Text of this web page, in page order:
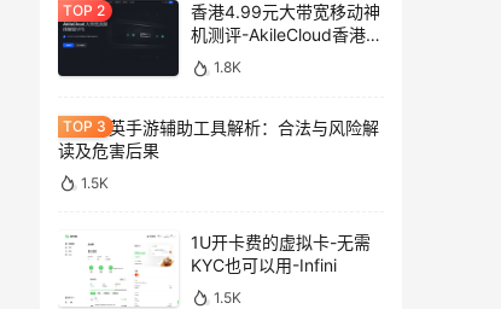
香港4.99元大带宽移动神
机测评-AkileCloud香港大
带宽服务器测评
1.8K
和平精英手游辅助工具解析：合法与风险解
读及危害后果
1.5K
1U开卡费的虚拟卡-无需
KYC也可以用-Infini
1.5K